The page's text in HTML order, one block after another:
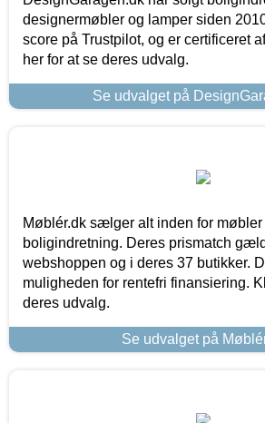
designermøbler og lamper siden
score på Trustpilot, og er certificeret
her for at se deres udvalg.
Se udvalget på
Møblér.dk sælger alt inden for møbler
boligindretning. Deres prismatch
webshoppen og i deres 37 butikker.
muligheden for rentefri finansiering.
deres udvalg.
Se udvalget på